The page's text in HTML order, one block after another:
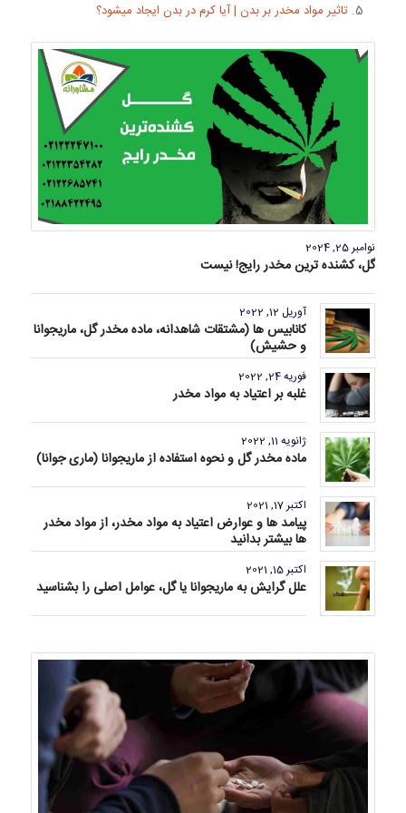
تاثیر مواد مخدر بر بدن | آیا کرم در بدن ایجاد میشود؟
نوامبر 25, 2024
گل، کشنده ترین مخدر رایج! نیست
آوریل 12, 2022
کانابیس ها (مشتقات شاهدانه، ماده مخدر گل، ماریجوانا
و حشیش)
فوریه 24, 2022
غلبه بر اعتیاد به مواد مخدر
ژانویه 11, 2022
ماده مخدر گل و نحوه استفاده از ماریجوانا (ماری جوانا)
اکتبر 17, 2021
پیامد ها و عوارض اعتیاد به مواد مخدر، از مواد مخدر
ها بیشتر بدانید
اکتبر 15, 2021
علل گرایش به ماریجوانا یا گل، عوامل اصلی را بشناسید